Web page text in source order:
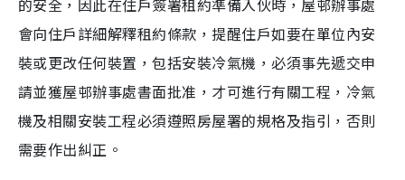
的安全，因此在住戶簽署租約準備入伙時，屋邨辦事處
會向住戶詳細解釋租約條款，提醒住戶如要在單位內安
裝或更改任何裝置，包括安裝冷氣機，必須事先遞交申
請並獲屋邨辦事處書面批准，才可進行有關工程，冷氣
機及相關安裝工程必須遵照房屋署的規格及指引，否則
需要作出糾正。